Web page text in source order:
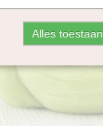
Alles toestaan